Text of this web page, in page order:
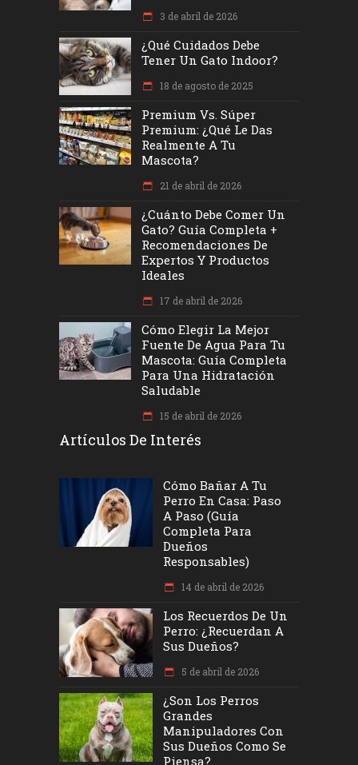
3 de abril de 2026
¿Qué Cuidados Debe
Tener Un Gato Indoor?
18 de agosto de 2025
Premium Vs. Súper
Premium: ¿Qué Le Das
Realmente A Tu
Mascota?
21 de abril de 2026
¿Cuánto Debe Comer Un
Gato? Guía Completa +
Recomendaciones De
Expertos Y Productos
Ideales
17 de abril de 2026
Cómo Elegir La Mejor
Fuente De Agua Para Tu
Mascota: Guía Completa
Para Una Hidratación
Saludable
15 de abril de 2026
Artículos De Interés
Cómo Bañar A Tu
Perro En Casa: Paso
A Paso (Guía
Completa Para
Dueños
Responsables)
14 de abril de 2026
Los Recuerdos De Un
Perro: ¿recuerdan A
Sus Dueños?
5 de abril de 2026
¿Son Los Perros
Grandes
Manipuladores Con
Sus Dueños Como Se
Piensa?